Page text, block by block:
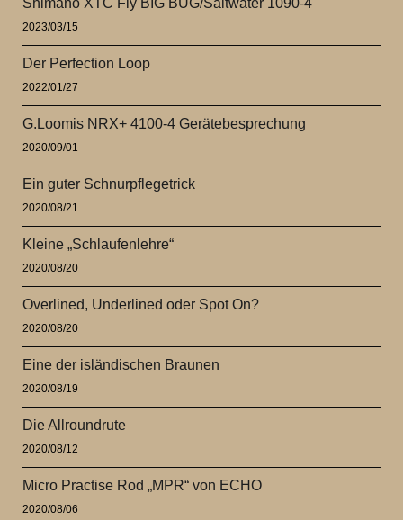
Shimano XTC Fly BIG BUG/Saltwater 1090-4
2023/03/15
Der Perfection Loop
2022/01/27
G.Loomis NRX+ 4100-4 Gerätebesprechung
2020/09/01
Ein guter Schnurpflegetrick
2020/08/21
Kleine „Schlaufenlehre“
2020/08/20
Overlined, Underlined oder Spot On?
2020/08/20
Eine der isländischen Braunen
2020/08/19
Die Allroundrute
2020/08/12
Micro Practise Rod „MPR“ von ECHO
2020/08/06